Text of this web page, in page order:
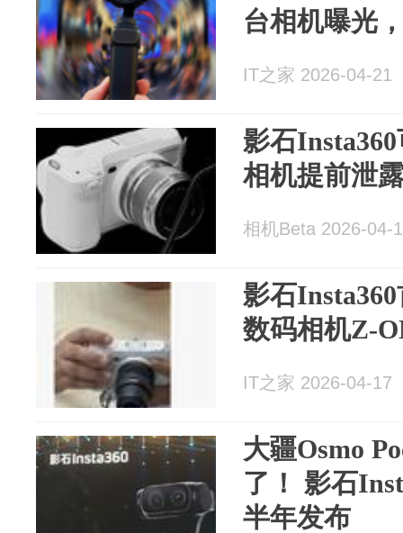
台相机曝光
IT之家 2026-04-21
影石
相机提前泄
相机Beta 2026-04-
影石
数码相机Z-
IT之家 2026-04-17
大疆Osmo
了！ 影石
半年发布